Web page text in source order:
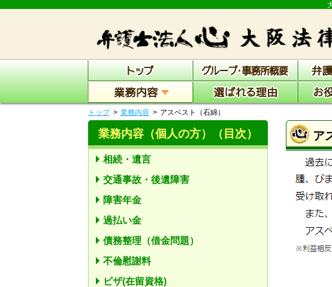
トップ 業務内容 アスベスト（石綿）
ア
業務内容（個人の方） （目次）
相続・遺言
交通事故・後遺障害
障害年金
過払い金
債務整理（借金問題）
不倫慰謝料
ビザ(在留資格)